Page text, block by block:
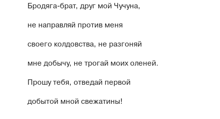
Бродяга-брат, друг мой Чучуна,
не направляй против меня
своего колдовства, не разгоняй
мне добычу, не трогай моих оленей.
Прошу тебя, отведай первой
добытой мной свежатины!